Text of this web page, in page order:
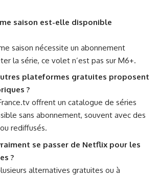
saison est-elle disponible
saison nécessite un abonnement
la série, ce volet n’est pas sur M6+.
plateformes gratuites proposent
?
offrent un catalogue de séries
sans abonnement, souvent avec des
rediffusés.
se passer de Netflix pour les
?
alternatives gratuites ou à